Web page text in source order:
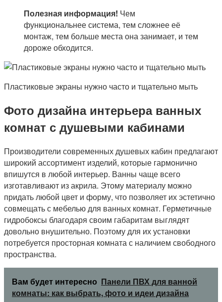
Полезная информация! Чем
функциональнее система, тем сложнее её
монтаж, тем больше места она занимает, и тем
дороже обходится.
Пластиковые экраны нужно часто и тщательно мыть
Фото дизайна интерьера ванных
комнат с душевыми кабинами
Производители современных душевых кабин предлагают
широкий ассортимент изделий, которые гармонично
впишутся в любой интерьер. Ванны чаще всего
изготавливают из акрила. Этому материалу можно
придать любой цвет и форму, что позволяет их эстетично
совмещать с мебелью для ванных комнат. Герметичные
гидробоксы благодаря своим габаритам выглядят
довольно внушительно. Поэтому для их установки
потребуется просторная комната с наличием свободного
пространства.
Вам будет интересно Панели ПВХ для ванной
комнаты: как выбрать, фото и идеи дизайна